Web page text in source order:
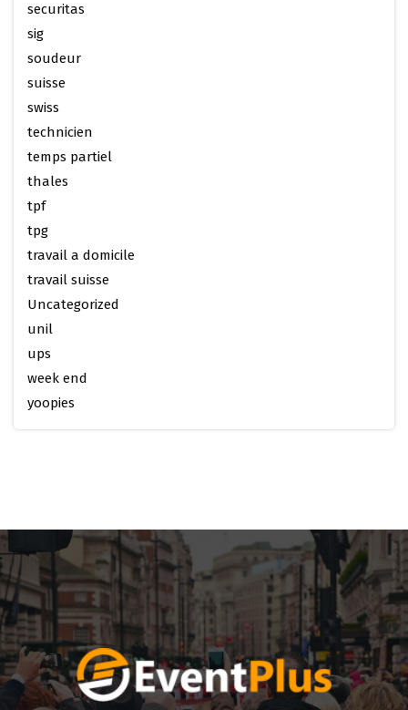
securitas
sig
soudeur
suisse
swiss
technicien
temps partiel
thales
tpf
tpg
travail a domicile
travail suisse
Uncategorized
unil
ups
week end
yoopies